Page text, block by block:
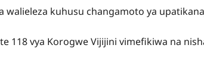
walieleza kuhusu changamoto ya
118 vya Korogwe Vijijini vimefikiwa na